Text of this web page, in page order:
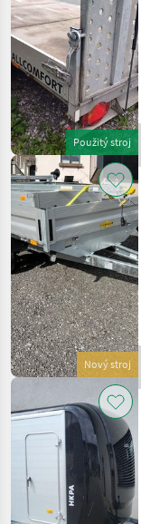
Použitý stroj
Nový stroj